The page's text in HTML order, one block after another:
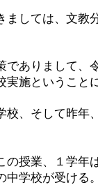
しては、文教
ありまして、
実施ということ
、そして昨年
授業、１学年
中学校が受ける